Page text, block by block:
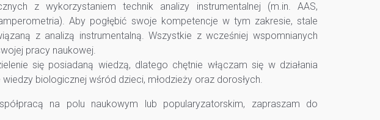
z wykorzystaniem technik analizy instrumentalnej (m.in. AAS,
Aby pogłębić swoje kompetencje w tym zakresie, stale
z analizą instrumentalną. Wszystkie z wcześniej wspomnianych
pracy naukowej.
się posiadaną wiedzą, dlatego chętnie włączam się w działania
biologicznej wśród dzieci, młodzieży oraz dorosłych.
na polu naukowym lub popularyzatorskim, zapraszam do